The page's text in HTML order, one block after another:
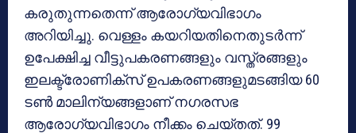
കരുതുന്നതെന്ന് ആരോഗ്യവിഭാഗം
അറിയിച്ചു. വെള്ളം കയറിയതിനെതുടര്‍ന്ന്
ഉപേക്ഷിച്ച വീട്ടുപകരണങ്ങളും വസ്ത്രങ്ങളും
ഇലക്ട്രോണിക്സ് ഉപകരണങ്ങളുമടങ്ങിയ 60
ടണ്‍ മാലിന്യങ്ങളാണ് നഗരസഭ
ആരോഗ്യവിഭാഗം നീക്കം ചെയ്തത്. 99